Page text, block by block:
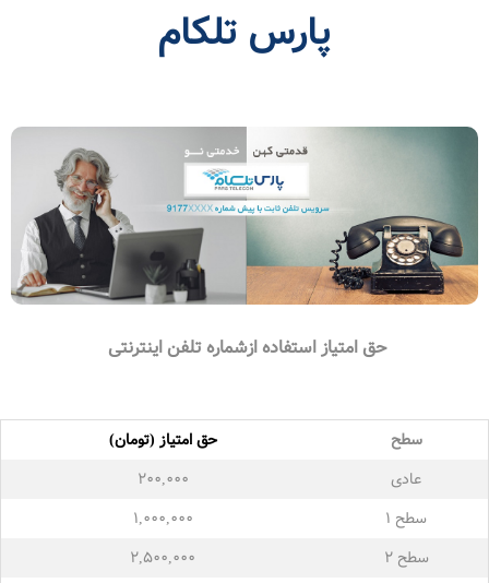
پارس تلکام
حق امتیاز استفاده ازشماره تلفن اینترنتی
سطح
حق امتیاز (تومان)
عادی
۲۰۰,۰۰۰
سطح ۱
۱,۰۰۰,۰۰۰
سطح ۲
۲,۵۰۰,۰۰۰